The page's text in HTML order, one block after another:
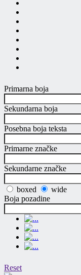
Primarna boja
Sekundarna boja
Posebna boja teksta
Primarne značke
Sekundarne značke
boxed
wide
Boja pozadine
Reset